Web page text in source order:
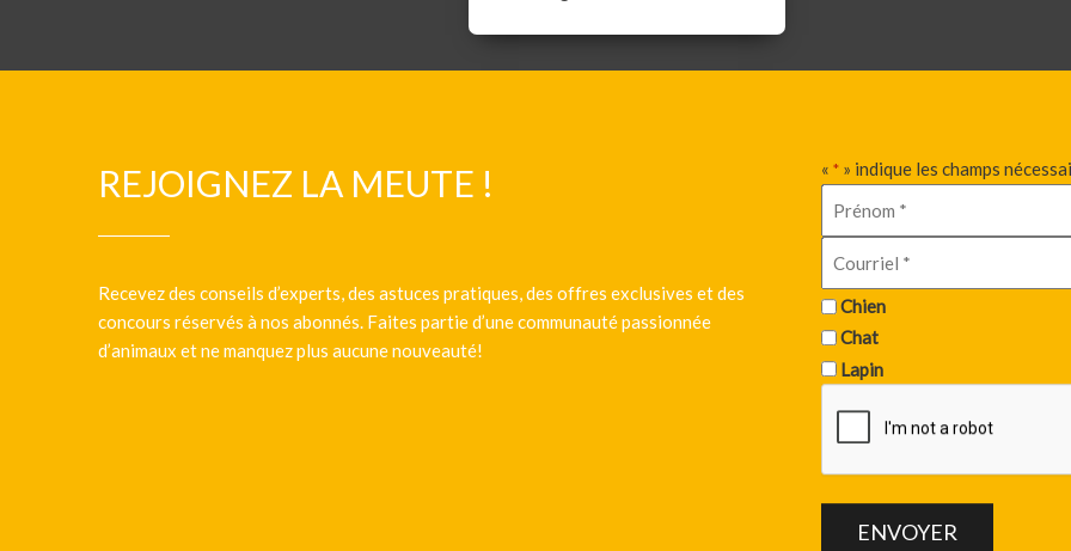
REJOIGNEZ LA MEUTE !
Recevez des conseils d’experts, des astuces pratiques, des offres exclusives et des
concours réservés à nos abonnés. Faites partie d’une communauté passionnée
d’animaux et ne manquez plus aucune nouveauté!
« * » indique les champs
Chien
Chat
Lapin